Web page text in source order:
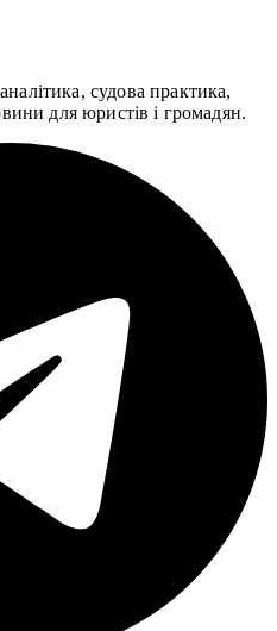
судова практика,
для юристів і громадян.